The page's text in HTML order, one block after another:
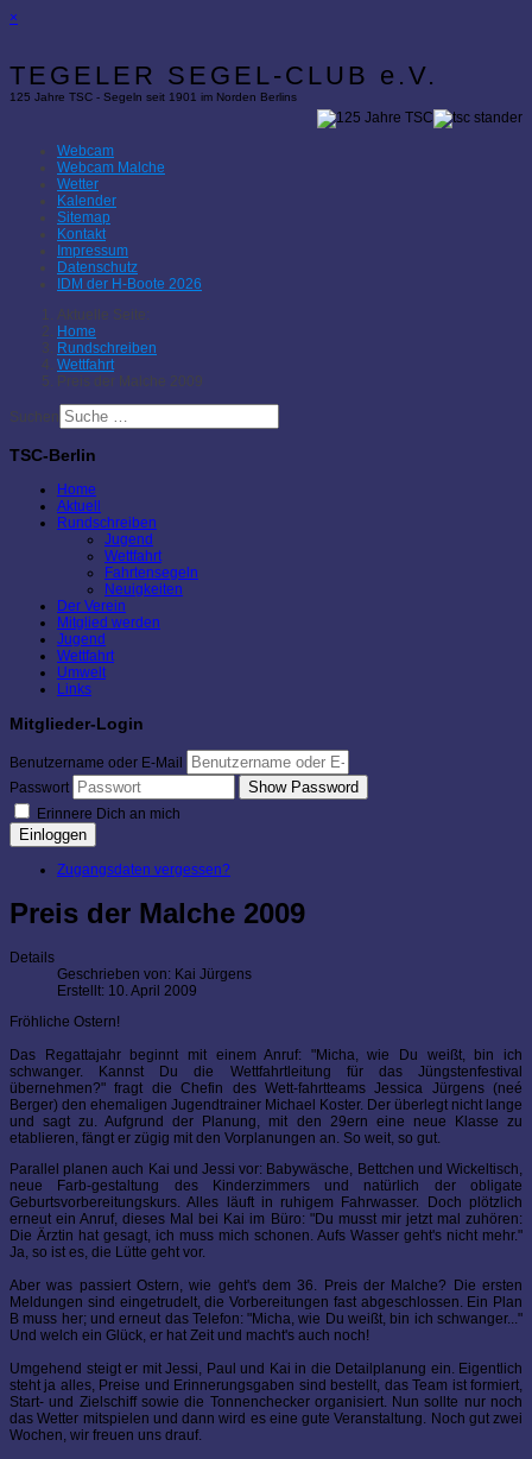
×
TEGELER SEGEL-CLUB e.V.
125 Jahre TSC - Segeln seit 1901 im Norden Berlins
Webcam
Webcam Malche
Wetter
Kalender
Sitemap
Kontakt
Impressum
Datenschutz
IDM der H-Boote 2026
Aktuelle Seite:
Home
Rundschreiben
Wettfahrt
Preis der Malche 2009
Suchen
TSC-Berlin
Home
Aktuell
Rundschreiben
Jugend
Wettfahrt
Fahrtensegeln
Neuigkeiten
Der Verein
Mitglied werden
Jugend
Wettfahrt
Umwelt
Links
Mitglieder-Login
Benutzername oder E-Mail
Passwort
Show Password
Erinnere Dich an mich
Einloggen
Zugangsdaten vergessen?
Preis der Malche 2009
Details
Geschrieben von: Kai Jürgens
Erstellt: 10. April 2009
Fröhliche Ostern!
Das Regattajahr beginnt mit einem Anruf: "Micha, wie Du weißt, bin ich
schwanger. Kannst Du die Wettfahrtleitung für das Jüngstenfestival
übernehmen?" fragt die Chefin des Wett-fahrtteams Jessica Jürgens (neé
Berger) den ehemaligen Jugendtrainer Michael Koster. Der überlegt nicht lange
und sagt zu. Aufgrund der Planung, mit den 29ern eine neue Klasse zu
etablieren, fängt er zügig mit den Vorplanungen an. So weit, so gut.
Parallel planen auch Kai und Jessi vor: Babywäsche, Bettchen und Wickeltisch,
neue Farb-gestaltung des Kinderzimmers und natürlich der obligate
Geburtsvorbereitungskurs. Alles läuft in ruhigem Fahrwasser. Doch plötzlich
erneut ein Anruf, dieses Mal bei Kai im Büro: "Du musst mir jetzt mal zuhören:
Die Ärztin hat gesagt, ich muss mich schonen. Aufs Wasser geht's nicht mehr."
Ja, so ist es, die Lütte geht vor.
Aber was passiert Ostern, wie geht's dem 36. Preis der Malche? Die ersten
Meldungen sind eingetrudelt, die Vorbereitungen fast abgeschlossen. Ein Plan
B muss her; und erneut das Telefon: "Micha, wie Du weißt, bin ich schwanger..."
Und welch ein Glück, er hat Zeit und macht's auch noch!
Umgehend steigt er mit Jessi, Paul und Kai in die Detailplanung ein. Eigentlich
steht ja alles, Preise und Erinnerungsgaben sind bestellt, das Team ist formiert,
Start- und Zielschiff sowie die Tonnenchecker organisiert. Nun sollte nur noch
das Wetter mitspielen und dann wird es eine gute Veranstaltung. Noch gut zwei
Wochen, wir freuen uns drauf.